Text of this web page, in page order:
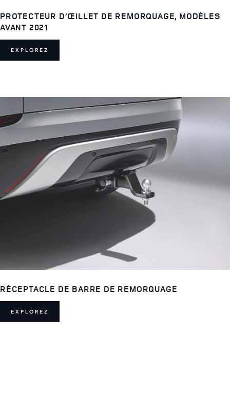
PROTECTEUR D’ŒILLET DE REMORQUAGE, MODÈLES
AVANT 2021
EXPLOREZ
RÉCEPTACLE DE BARRE DE REMORQUAGE
EXPLOREZ